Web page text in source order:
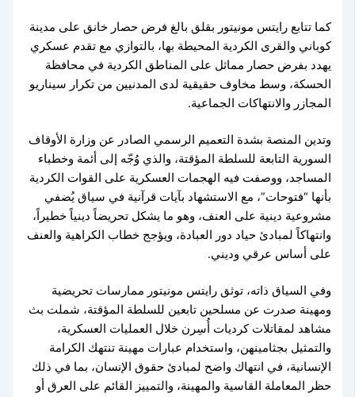
كما تتابع رايتس مونيتور بقلق بالغ فرض حصار خانق على مدينة
كوباني والقرى الكردية المحيطة بها، بالتوازي مع تقدم عسكري
يهدد بفرض حصار مماثل على المناطق الكردية في محافظة
الحسكة، وسط مخاوف حقيقية لدى المدنيين من تكرار سيناريو
المجازر والانتهاكات الجماعية.
وتدين المنصة بشدة التعميم الرسمي الصادر عن وزارة الأوقاف
السورية التابعة للسلطة المؤقتة، والذي وُجّه إلى أئمة وخطباء
المساجد، ووصفت فيه الهجمات العسكرية على القوات الكردية
بأنها “فتوحات”، مع الاستشهاد بآيات قرآنية في سياق يُضفي
مشروعية دينية على العنف، وهو ما يشكل تحريضاً دينياً خطيراً،
وانتهاكاً لمبادئ حياد دور العبادة، ويؤجج خطاب الكراهية والعنف
على أساس عرقي وديني.
وفي السياق ذاته، توثق رايتس مونيتور ممارسات تحريضية
ومهينة صدرت عن مسلحين تابعين للسلطة المؤقتة، شملت بث
مشاهد لمقاتلات كرديات أُسِرن خلال العمليات العسكرية،
والتمثيل بجثامينهن، واستخدام عبارات مهينة تنتهك الكرامة
الإنسانية، في انتهاك واضح لمبادئ حقوق الإنسان، بما في ذلك
حظر المعاملة القاسية والمهينة، والتمييز القائم على العرق أو